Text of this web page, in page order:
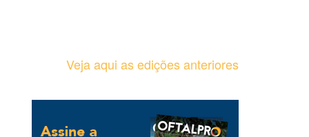
Veja aqui as edições anteriores